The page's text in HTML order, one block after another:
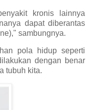
kronis lainnya
dapat diberantas
sambungnya.
pola hidup seperti
dengan benar
tubuh kita.